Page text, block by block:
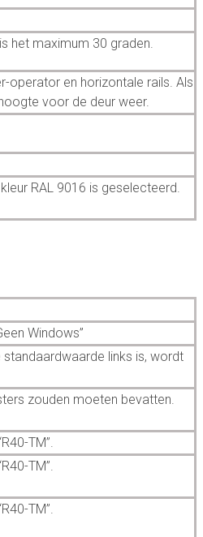
het maximum 30 graden.
operator en horizontale rails. Als
voor de deur weer.
RAL 9016 is geselecteerd.
Windows”
links is, wordt
zouden moeten bevatten.
TM”.
TM”.
TM”.